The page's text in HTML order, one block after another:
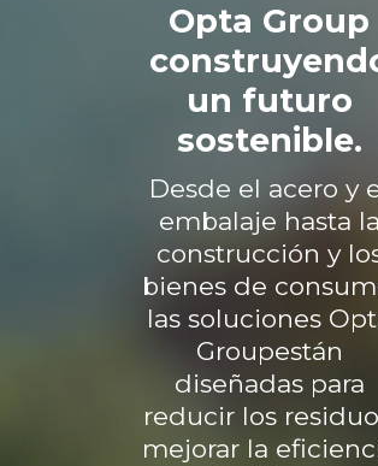
Opta Group
un futuro
sostenible.
Desde el acero y
embalaje hasta la
construcción y
bienes de
las soluciones
Groupestán
diseñadas para
reducir los
mejorar la